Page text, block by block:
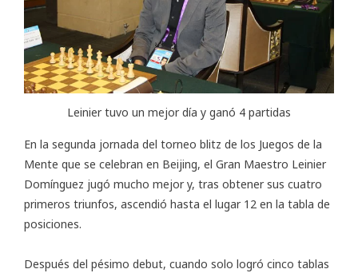
Leinier tuvo un mejor día y ganó 4 partidas
En la segunda jornada del torneo blitz de los Juegos de la
Mente que se celebran en Beijing, el Gran Maestro Leinier
Domínguez jugó mucho mejor y, tras obtener sus cuatro
primeros triunfos, ascendió hasta el lugar 12 en la tabla de
posiciones.
Después del pésimo debut, cuando solo logró cinco tablas